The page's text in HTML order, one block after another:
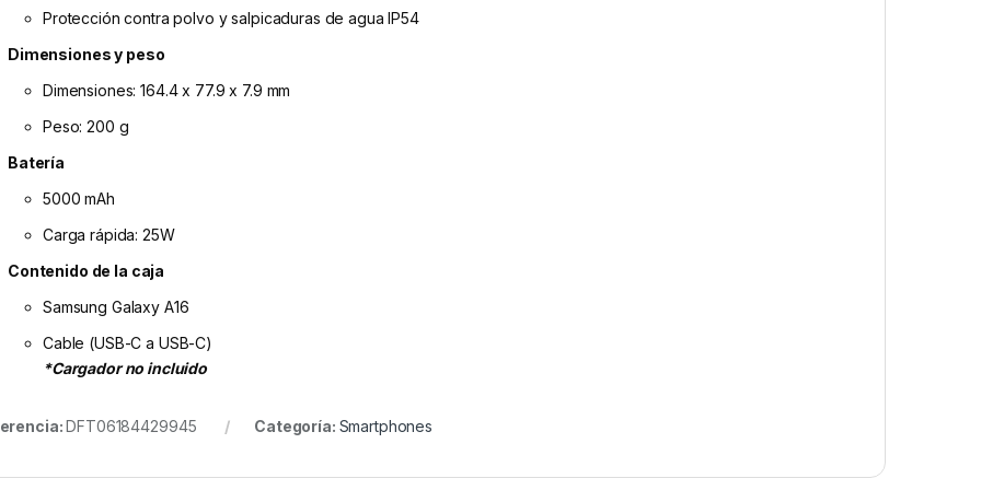
Protección contra polvo y salpicaduras de agua IP54
Dimensiones y peso
Dimensiones: 164.4 x 77.9 x 7.9 mm
Peso: 200 g
Batería
5000 mAh
Carga rápida: 25W
Contenido de la caja
Samsung Galaxy A16
Cable (USB-C a USB-C)
*Cargador no incluido
DFT06184429945 Categoría: Smartphones